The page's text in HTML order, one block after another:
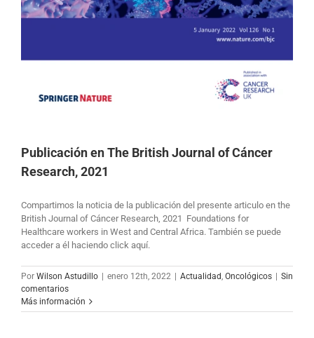
Publicación en The British Journal of Cáncer
Research, 2021
Compartimos la noticia de la publicación del presente articulo en the
British Journal of Cáncer Research, 2021 Foundations for
Healthcare workers in West and Central Africa. También se puede
acceder a él haciendo click aquí.
Por Wilson Astudillo | enero 12th, 2022 | Actualidad Oncológicos | Sin
comentarios
Más información